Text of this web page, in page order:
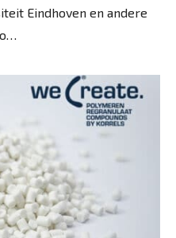
Eindhoven en andere